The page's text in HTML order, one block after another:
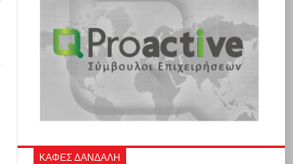
ΚΑΦΕΣ ΔΑΝΔΑΛΗ